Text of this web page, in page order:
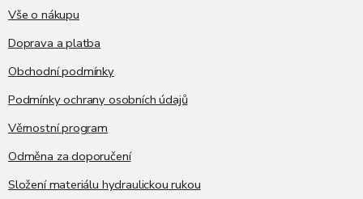
Vše o nákupu
Doprava a platba
Obchodní podmínky
Podmínky ochrany osobních údajů
Věrnostní program
Odměna za doporučení
Složení materiálu hydraulickou rukou